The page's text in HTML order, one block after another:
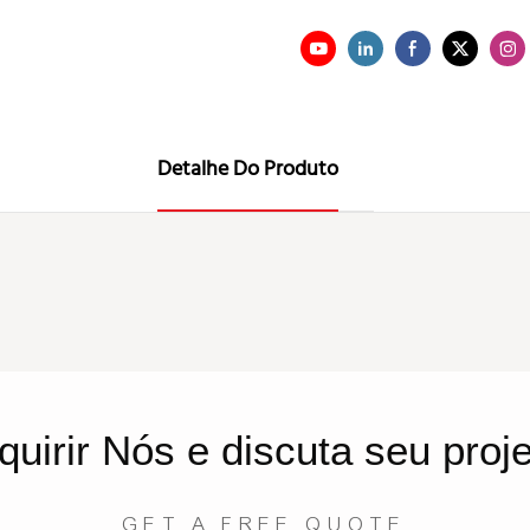
Detalhe Do Produto
Nós e discuta seu
GET A FREE QUOTE